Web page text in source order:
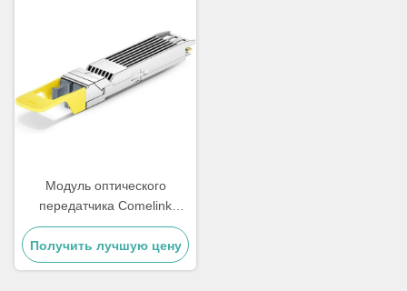
Модуль оптического
передатчика Comelink
800G OSFP DR8 LPO,
совместим с 800GBASE 2 x
DR4/DR8 Модуль
Получить лучшую цену